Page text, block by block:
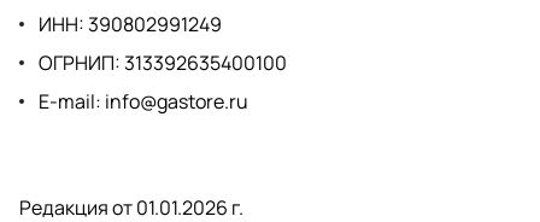
ИНН: 390802991249
ОГРНИП: 313392635400100
E-mail: info@gastore.ru
Редакция от 01.01.2026 г.